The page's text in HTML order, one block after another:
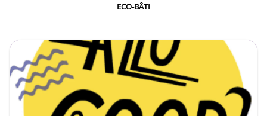
ECO-BÂTI